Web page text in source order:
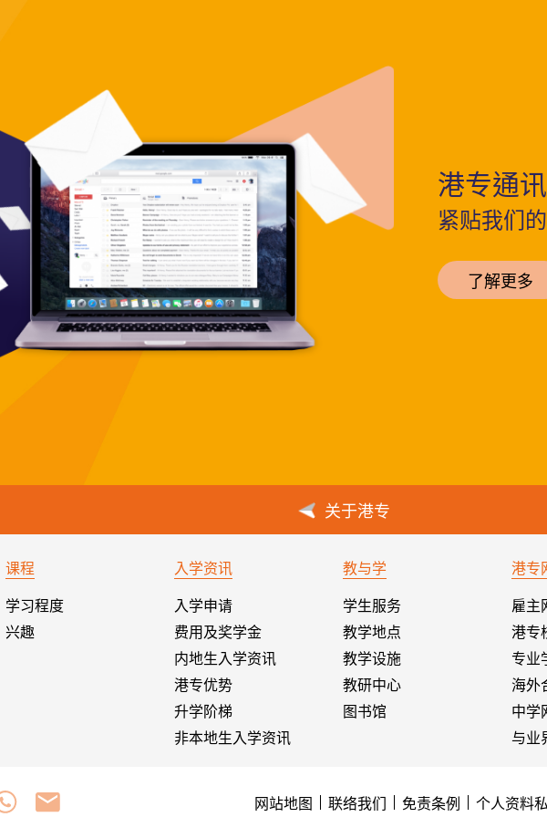
港专通讯
紧贴我们
了解更多
关于港专
课程
学习程度
兴趣
入学资讯
入学申请
费用及奖学金
内地生入学资讯
港专优势
升学阶梯
非本地生入学资讯
教与学
学生服务
教学地点
教学设施
教研中心
图书馆
港专
雇主
港专
专业
海外
中学
与业
网站地图 联络我们 免责条例 个人资料